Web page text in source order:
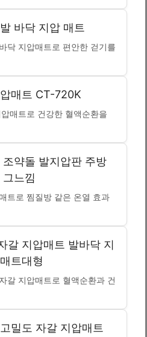
바닥 지압 매트
닥 지압매트로 편안한 걷기를
매트 CT-720K
매트로 건강한 혈액순환을
약돌 발지압판 주방
느낌
트로 찜질방 같은 온열 효과
갈 지압매트 발바닥 지
트대형
갈 지압매트로 혈액순환과 건
밀도 자갈 지압매트